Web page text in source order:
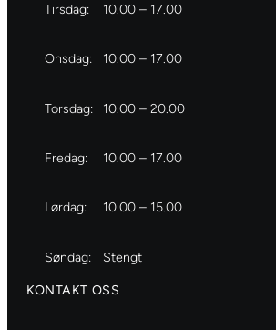
Tirsdag: 10.00 – 17.00
Onsdag: 10.00 – 17.00
Torsdag: 10.00 – 20.00
Fredag: 10.00 – 17.00
Lørdag: 10.00 – 15.00
Søndag: Stengt
KONTAKT OSS